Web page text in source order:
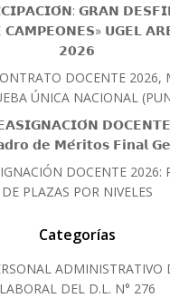
𝗚𝗥𝗔𝗡
𝗨𝗚𝗘𝗟
𝟮𝟬𝟮𝟲
DOCENTE 2026,
ÚNICA NACIONAL
𝗗𝗢𝗖𝗘𝗡𝗧𝗘
𝗱𝗲 𝗠𝗲́𝗿𝗶𝘁𝗼𝘀 𝗙𝗶𝗻𝗮𝗹
DOCENTE 2026:
DE PLAZAS POR NIVELES
Categorías
ADMINISTRATIVO
LABORAL DEL D.L. N° 276